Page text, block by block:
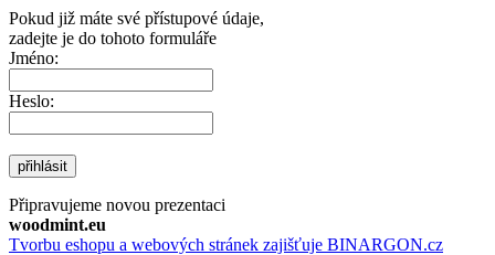
Pokud již máte své přístupové údaje,
zadejte je do tohoto formuláře
Jméno:
Heslo:
přihlásit
Připravujeme novou prezentaci
woodmint.eu
Tvorbu eshopu a webových stránek zajišťuje BINARGON.cz